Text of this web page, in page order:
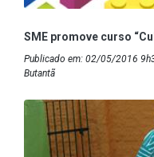
SME promove curso
Publicado em: 02/05/2016
Butantã